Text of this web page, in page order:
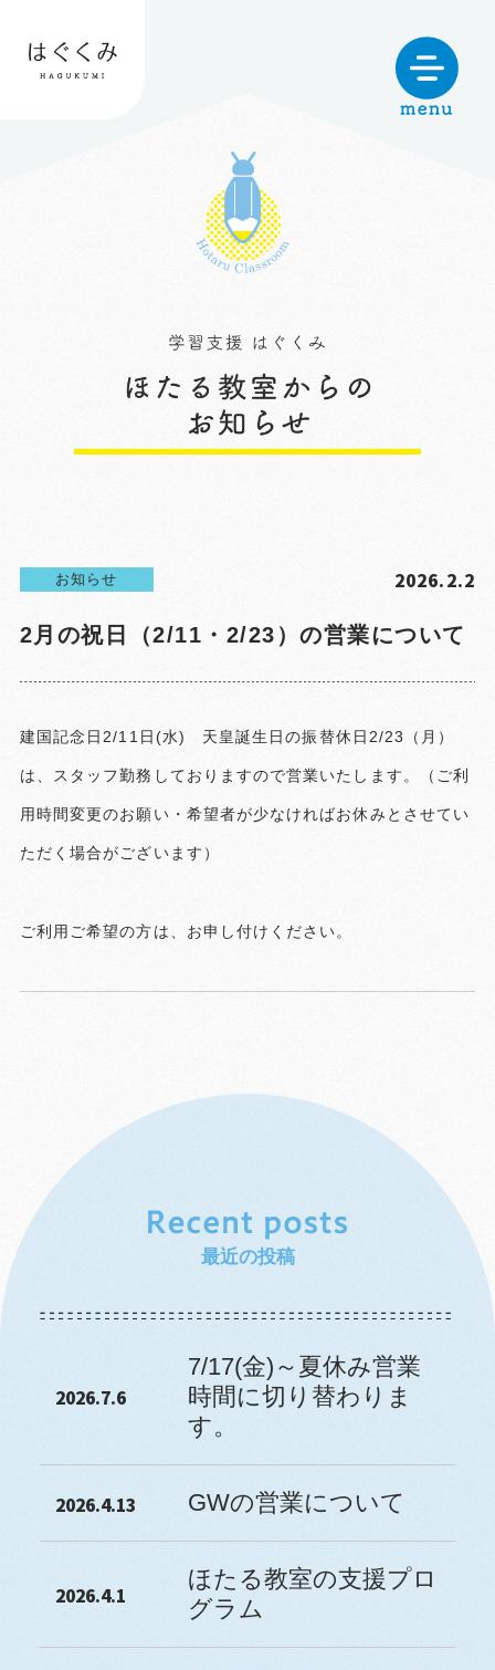
お知らせ 2026.2.2
2月の祝日（2/11・2/23）の営業について
建国記念日2/11日(水) 天皇誕生日の振替休日2/23（月）
は、スタッフ勤務しておりますので営業いたします。（ご利
用時間変更のお願い・希望者が少なければお休みとさせてい
ただく場合がございます）
ご利用ご希望の方は、お申し付けください。
最近の投稿
2026.7.6
7/17(金)～夏休み営業
時間に切り替わりま
す。
2026.4.13 GWの営業について
2026.4.1
ほたる教室の支援プロ
グラム